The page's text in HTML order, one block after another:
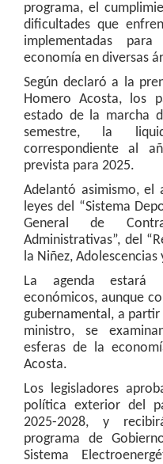
programa, el
dificultades que
implementadas
economía en diversas
Según declaró a la
Homero Acosta, los
estado de la marcha
semestre, la
correspondiente al
prevista para 2025.
Adelantó asimismo, el
leyes del “Sistema
General de
Administrativas”, del
la Niñez, Adolescencias
La agenda estará
económicos, aunque
gubernamental, a
ministro, se
esferas de la
Acosta.
Los legisladores
política exterior del
2025-2028, y
programa de
Sistema